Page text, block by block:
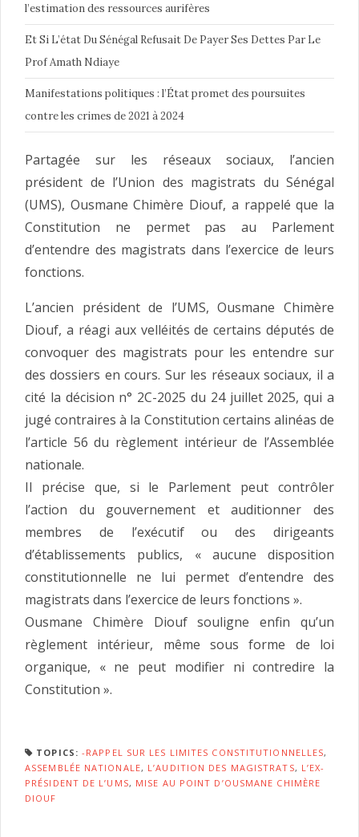
l’estimation des ressources aurifères
Et Si L’état Du Sénégal Refusait De Payer Ses Dettes Par Le
Prof Amath Ndiaye
Manifestations politiques : l’État promet des poursuites
contre les crimes de 2021 à 2024
Partagée sur les réseaux sociaux, l’ancien
président de l’Union des magistrats du Sénégal
(UMS), Ousmane Chimère Diouf, a rappelé que la
Constitution ne permet pas au Parlement
d’entendre des magistrats dans l’exercice de leurs
fonctions.
L’ancien président de l’UMS, Ousmane Chimère
Diouf, a réagi aux velléités de certains députés de
convoquer des magistrats pour les entendre sur
des dossiers en cours. Sur les réseaux sociaux, il a
cité la décision n° 2C-2025 du 24 juillet 2025, qui a
jugé contraires à la Constitution certains alinéas de
l’article 56 du règlement intérieur de l’Assemblée
nationale.
Il précise que, si le Parlement peut contrôler
l’action du gouvernement et auditionner des
membres de l’exécutif ou des dirigeants
d’établissements publics, « aucune disposition
constitutionnelle ne lui permet d’entendre des
magistrats dans l’exercice de leurs fonctions ».
Ousmane Chimère Diouf souligne enfin qu’un
règlement intérieur, même sous forme de loi
organique, « ne peut modifier ni contredire la
Constitution ».
TOPICS: -RAPPEL SUR LES LIMITES CONSTITUTIONNELLES,
ASSEMBLÉE NATIONALE, L’AUDITION DES MAGISTRATS, L’EX-
PRÉSIDENT DE L’UMS, MISE AU POINT D’OUSMANE CHIMÈRE
DIOUF